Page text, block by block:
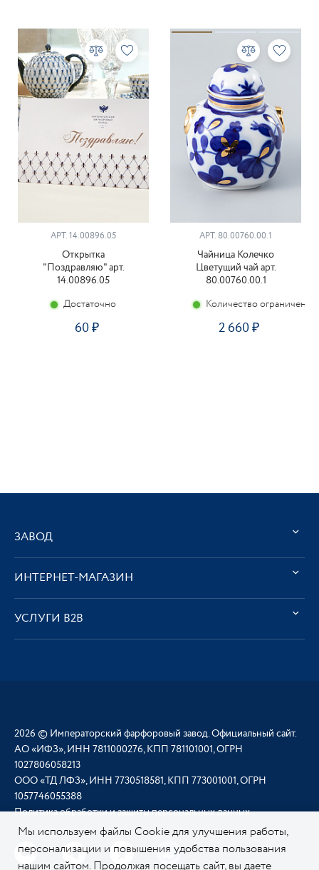
АРТ. 14.00896.05
Открытка
"Поздравляю" арт.
14.00896.05
Достаточно
60
АРТ. 80.00760.00.1
Чайница Колечко
Цветущий чай арт.
80.00760.00.1
Количество ограничено
2 660
ЗАВОД
ИНТЕРНЕТ-МАГАЗИН
УСЛУГИ В2В
2026 © Императорский фарфоровый завод. Официальный сайт.
АО «ИФЗ», ИНН 7811000276, КПП 781101001, ОГРН
1027806058213
ООО «ТД ЛФЗ», ИНН 7730518581, КПП 773001001, ОГРН
1057746055388
Политика обработки и защиты персональных данных
Мы используем файлы Cookie для улучшения работы,
персонализации и повышения удобства пользования
нашим сайтом. Продолжая посещать сайт, вы даете